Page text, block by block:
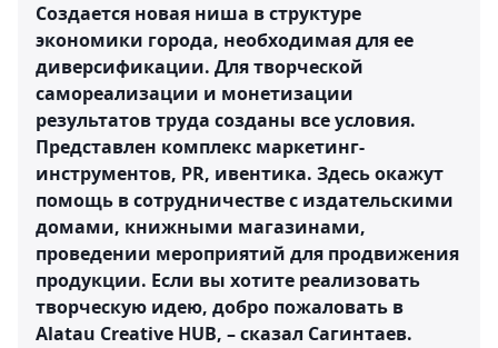
Создается новая ниша в структуре
экономики города, необходимая для ее
диверсификации. Для творческой
самореализации и монетизации
результатов труда созданы все условия.
Представлен комплекс маркетинг-
инструментов, PR, ивентика. Здесь окажут
помощь в сотрудничестве с издательскими
домами, книжными магазинами,
проведении мероприятий для продвижения
продукции. Если вы хотите реализовать
творческую идею, добро пожаловать в
Alatau Creative HUB, – сказал Сагинтаев.